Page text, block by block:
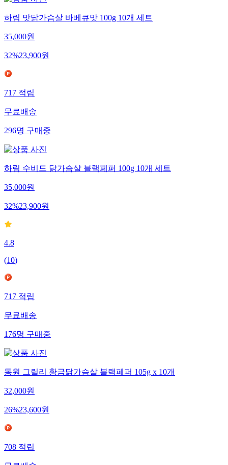
하림 맛닭가슴살 바베큐맛 100g 10개 세트
35,000원
32%23,900원
717적립
무료배송
296명구매중
하림 수비드 닭가슴살 블랙페퍼 100g 10개 세트
35,000원
32%23,900원
4.8
(10)
717적립
무료배송
176명구매중
동원 그릴리 황금닭가슴살 블랙페퍼 105g x 10개
32,000원
26%23,600원
708적립